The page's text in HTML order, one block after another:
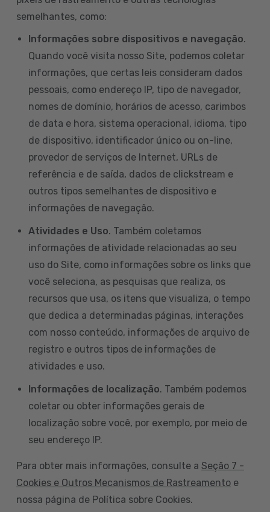
semelhantes, como:
Informações sobre dispositivos e navegação.
Quando você visita nosso Site, podemos coletar
informações, que certas leis consideram dados
pessoais, como endereço IP, tipo de navegador,
nomes de domínio, horários de acesso, carimbos
de data e hora, sistema operacional, idioma, tipo
de dispositivo, identificador único ou on-line,
provedor de serviços de Internet, URLs de
referência e de saída, dados de clickstream e
outros tipos semelhantes de dispositivo e
informações de navegação.
Atividades e Uso. Também coletamos
informações de atividade relacionadas ao seu
uso do Site, como informações sobre os links que
você seleciona, as pesquisas que realiza, os
recursos que usa, os itens que visualiza, o tempo
que dedica a determinadas páginas, interações
com nosso conteúdo, informações de arquivo de
registro e outros tipos de informações de
atividades e uso.
Informações de localização. Também podemos
coletar ou obter informações gerais de
localização sobre você, por exemplo, por meio de
seu endereço IP.
Para obter mais informações, consulte a Seção 7 -
Cookies e Outros Mecanismos de Rastreamento e
nossa página de Política sobre Cookies.